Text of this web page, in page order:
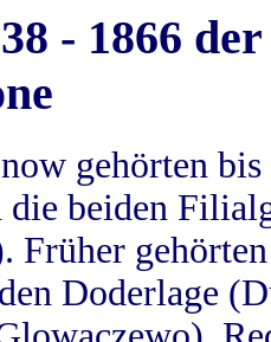
- 1866
gehörten
beiden
Früher
Doderlage